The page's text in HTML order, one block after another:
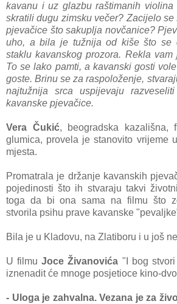
kavanu i uz glazbu raštimanih
skratili dugu zimsku večer? Zacijelo
pjevačice što sakuplja novčanice?
uho, a bila je tužnija od kiše što se
staklu kavanskog prozora. Rekla
To se lako pamti, a kavanski gosti
goste. Brinu se za raspoloženje,
najtužnija srca uspijevaju
kavanske pjevačice.
Vera Čukić, beogradska kazališna,
glumica, provela je stanovito vrijeme
mjesta.
Promatrala je držanje kavanskih
pojedinosti što ih stvaraju takvi
toga da bi ona sama na filmu što
stvorila psihu prave kavanske
Bila je u Kladovu, na Zlatiboru i u još
U filmuJoce Živanovića "I bog
iznenadit će mnoge posjetioce kino-
- Uloga je zahvalna. Vezana je za